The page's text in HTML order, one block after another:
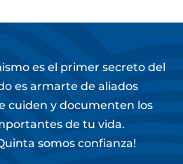
es el primer secreto del
es armarte de aliados
cuiden y documenten los
de tu vida.
somos confianza!